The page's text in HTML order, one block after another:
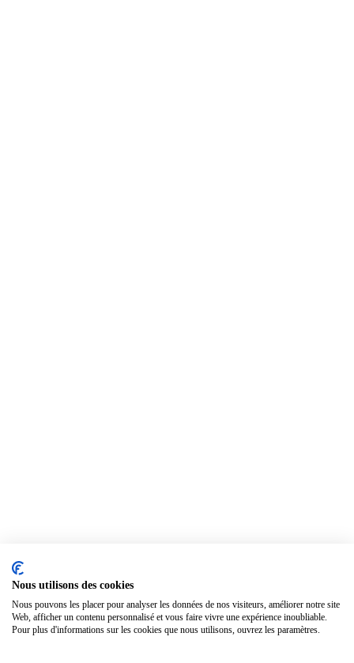
Nous utilisons des cookies
Nous pouvons les placer pour analyser les données de nos visiteurs, améliorer notre site
Web, afficher un contenu personnalisé et vous faire vivre une expérience inoubliable.
Pour plus d'informations sur les cookies que nous utilisons, ouvrez les paramètres.